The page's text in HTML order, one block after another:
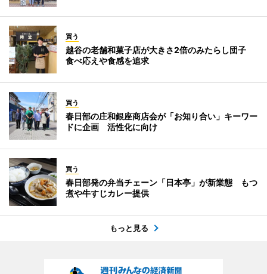
買う
越谷の老舗和菓子店が大きさ2倍のみたらし団子
食べ応えや食感を追求
買う
春日部の庄和銀座商店会が「お知り合い」キーワー
ドに企画 活性化に向け
買う
春日部発の弁当チェーン「日本亭」が新業態 もつ
煮や牛すじカレー提供
もっと見る